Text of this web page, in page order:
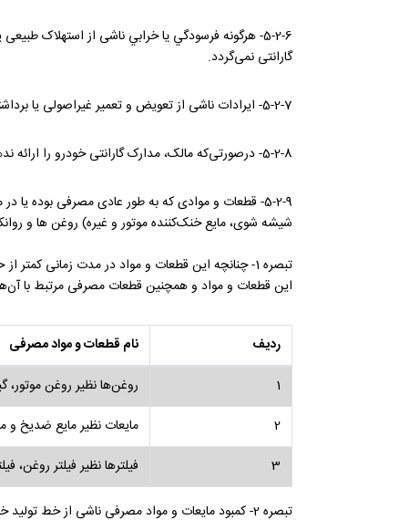
5-2-6- هرگونه فرسودگي يا خرابي ناشی از استهلاک
گارانتی نمی‌گردد.
5-2-7- ایرادات ناشی از تعویض و تعمیر غیراصولی یا برداشتن قطعات از خودرو.
5-2-8- درصورتی‌که مالک، مدارک گارانتی خودرو را ارائه ندهد و امکان اثبات تحت پوشش گارانتی بودن خودرو وجود نداشته باشد.
5-2-9- قطعات و موادی که به طور عادی مصرفی بوده
شیشه شوی، مایع خنک‌کننده موتور و غیره) روغن ها و
تبصره 1- چنانچه این قطعات و مواد در مدت زمانی
این قطعات و مواد و همچنین قطعات مصرفی مرتبط با
ردیف
نام قطعات و مواد مصرفی
1
روغن‌ها نظیر روغن موتور،
2
مایعات نظیر مایع ضدیخ
3
فیلترها نظیر فیلتر روغن،
تبصره 2- کمبود مایعات و مواد مصرفی ناشی از خط تولید خودرو تا شش ماه و یا 5,000 کیلومتر مشمول گارانتی می‌باشند.